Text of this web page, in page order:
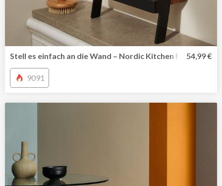
Stell es einfach an die Wand – Nordic Kitchen Miniregal
54,99 €
9091